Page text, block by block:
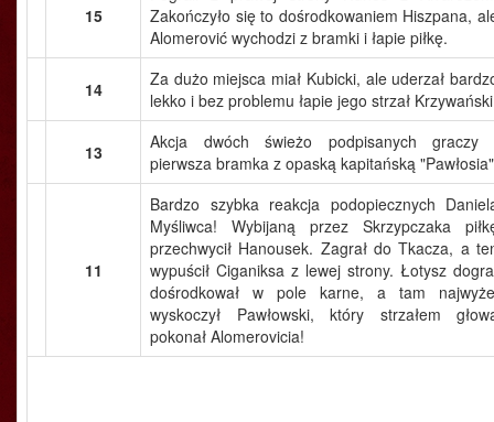
15
Zakończyło się to dośrodkowaniem Hiszpana,
Alomerović wychodzi z bramki i łapie piłkę.
14
Za dużo miejsca miał Kubicki, ale uderzał
lekko i bez problemu łapie jego strzał
13
Akcja dwóch świeżo podpisanych graczy
pierwsza bramka z opaską kapitańską
11
Bardzo szybka reakcja podopiecznych
Myśliwca! Wybijaną przez Skrzypczaka
przechwycił Hanousek. Zagrał do Tkacza, a
wypuścił Ciganiksa z lewej strony. Łotysz
dośrodkował w pole karne, a tam
wyskoczył Pawłowski, który strzałem
pokonał Alomerovicia!